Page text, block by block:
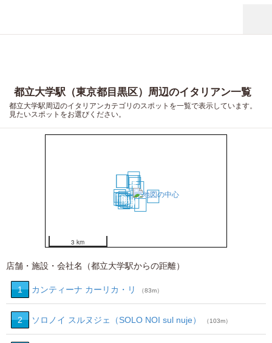
都立大学駅（東京都目黒区）周辺のイタリアン一覧
都立大学駅周辺のイタリアンカテゴリのスポットを一覧で表示しています。
見たいスポットをお選びください。
1
2
34
5
8 9
10
11
12
13
14
15 16
17 18
1920
3 km
店舗・施設・会社名（都立大学駅からの距離）
1 カンティーナ カーリカ・リ （83m）
2 ソロノイ スルヌジェ（SOLO NOI sul nuje） （103m）